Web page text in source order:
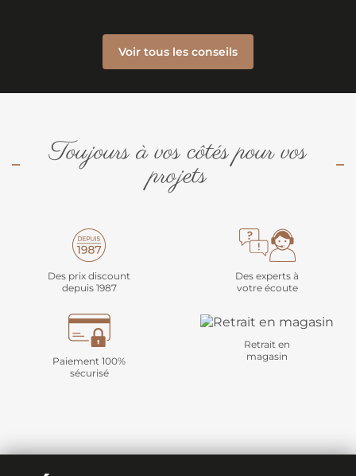
Voir tous les conseils
Toujours à vos côtés pour vos
projets
Des prix discount
depuis 1987
Des experts à
votre écoute
Paiement 100%
sécurisé
Retrait en
magasin